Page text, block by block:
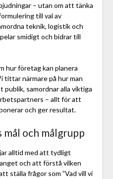
– utan om att tänka
till val av
teknik, logistik och
smidigt och bidrar till
hur företag kan planera
närmare på hur man
samordnar alla viktiga
– allt för att
och ger resultat.
och målgrupp
alltid med att tydligt
och att förstå vilken
ställa frågor som ”Vad vill vi